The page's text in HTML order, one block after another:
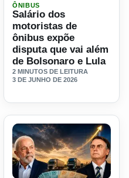
fígado e moela e
ÔNIBUS
Salário dos
motoristas de
ônibus expõe
disputa que vai além
de Bolsonaro e Lula
2 MINUTOS DE LEITURA
3 DE JUNHO DE 2026